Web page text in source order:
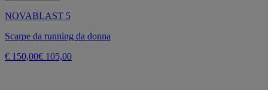
NOVABLAST 5
Scarpe da running da donna
€ 150,00€ 105,00